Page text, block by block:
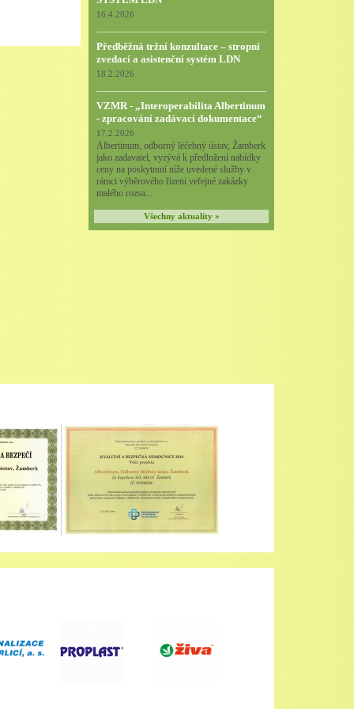
16.4.2026
Předběžná tržní konzultace – stropní
zvedací a asistenční systém LDN
18.2.2026
VZMR - „Interoperabilita Albertinum
- zpracování zadávací dokumentace“
17.2.2026
Albertinum, odborný léčebný ústav, Žamberk
jako zadavatel, vyzývá k předložení nabídky
ceny na poskytnutí níže uvedené služby v
rámci výběrového řízení veřejné zakázky
malého rozsa...
Všechny aktuality »